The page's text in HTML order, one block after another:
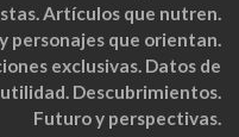
Artículos que nutren.
personajes que orientan.
exclusivas. Datos de
utilidad. Descubrimientos.
Futuro y perspectivas.